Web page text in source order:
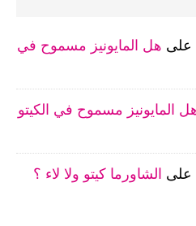
على هل المايونيز مسموح في
المايونيز مسموح في الكيتو
على الشاورما كيتو ولا لاء ؟